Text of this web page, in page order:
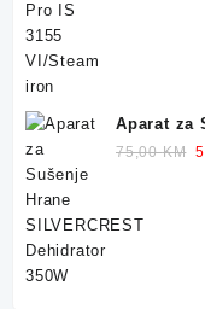
Aparat za
Dehidrator
75,00KM